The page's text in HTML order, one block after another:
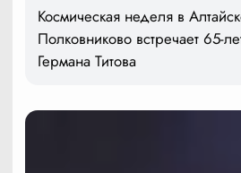
Космическая неделя в
Полковниково встречает 65-
Германа Титова